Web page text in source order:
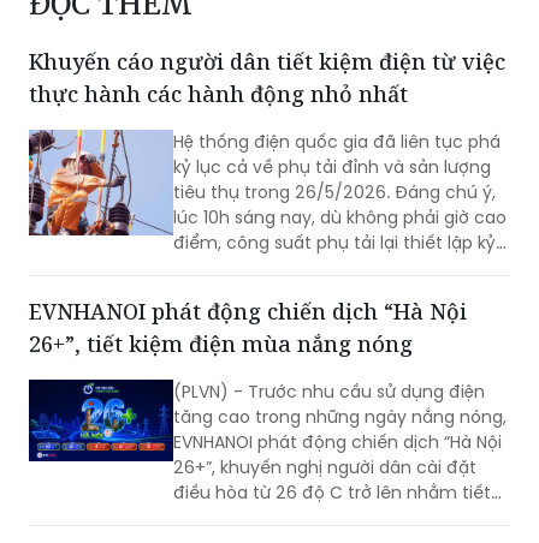
Khuyến cáo người dân tiết kiệm điện từ việc
thực hành các hành động nhỏ nhất
Hệ thống điện quốc gia đã liên tục phá
kỷ lục cả về phụ tải đỉnh và sản lượng
tiêu thụ trong 26/5/2026. Đáng chú ý,
lúc 10h sáng nay, dù không phải giờ cao
điểm, công suất phụ tải lại thiết lập kỷ
tay tiết kiệm điện từ các hành động
nhỏ nhất.
EVNHANOI phát động chiến dịch “Hà Nội
26+”, tiết kiệm điện mùa nắng nóng
(PLVN) - Trước nhu cầu sử dụng điện
tăng cao trong những ngày nắng nóng,
EVNHANOI phát động chiến dịch “Hà Nội
26+”, khuyến nghị người dân cài đặt
điều hòa từ 26 độ C trở lên nhằm tiết